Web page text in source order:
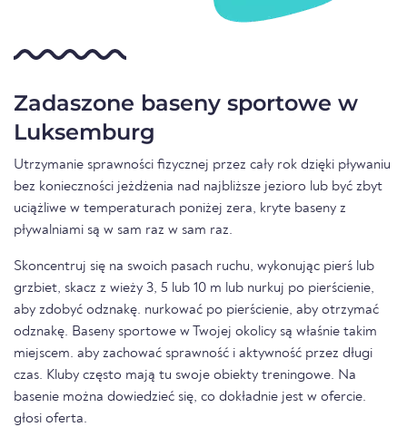
Zadaszone baseny sportowe w
Luksemburg
Utrzymanie sprawności fizycznej przez cały rok dzięki pływaniu
bez konieczności jeżdżenia nad najbliższe jezioro lub być zbyt
uciążliwe w temperaturach poniżej zera, kryte baseny z
pływalniami są w sam raz w sam raz.
Skoncentruj się na swoich pasach ruchu, wykonując pierś lub
grzbiet, skacz z wieży 3, 5 lub 10 m lub nurkuj po pierścienie,
aby zdobyć odznakę. nurkować po pierścienie, aby otrzymać
odznakę. Baseny sportowe w Twojej okolicy są właśnie takim
miejscem. aby zachować sprawność i aktywność przez długi
czas. Kluby często mają tu swoje obiekty treningowe. Na
basenie można dowiedzieć się, co dokładnie jest w ofercie.
głosi oferta.